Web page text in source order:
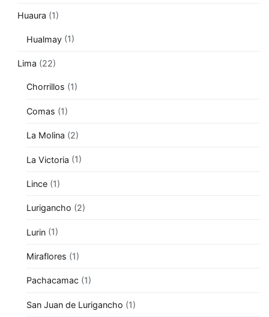
Huaura (1)
Hualmay(1)
Lima (22)
Chorrillos (1)
Comas (1)
La Molina (2)
La Victoria (1)
Lince(1)
Lurigancho (2)
Lurin(1)
Miraflores (1)
Pachacamac(1)
San Juan de Lurigancho (1)